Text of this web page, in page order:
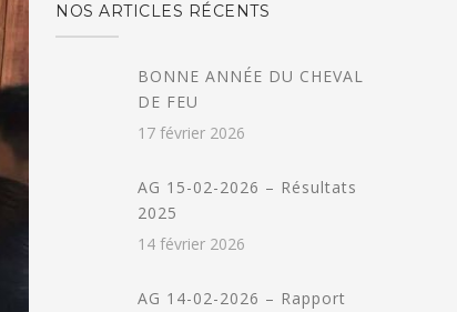
NOS ARTICLES RÉCENTS
BONNE ANNÉE DU CHEVAL
DE FEU
17 février 2026
AG 15-02-2026 – Résultats
2025
14 février 2026
AG 14-02-2026 – Rapport